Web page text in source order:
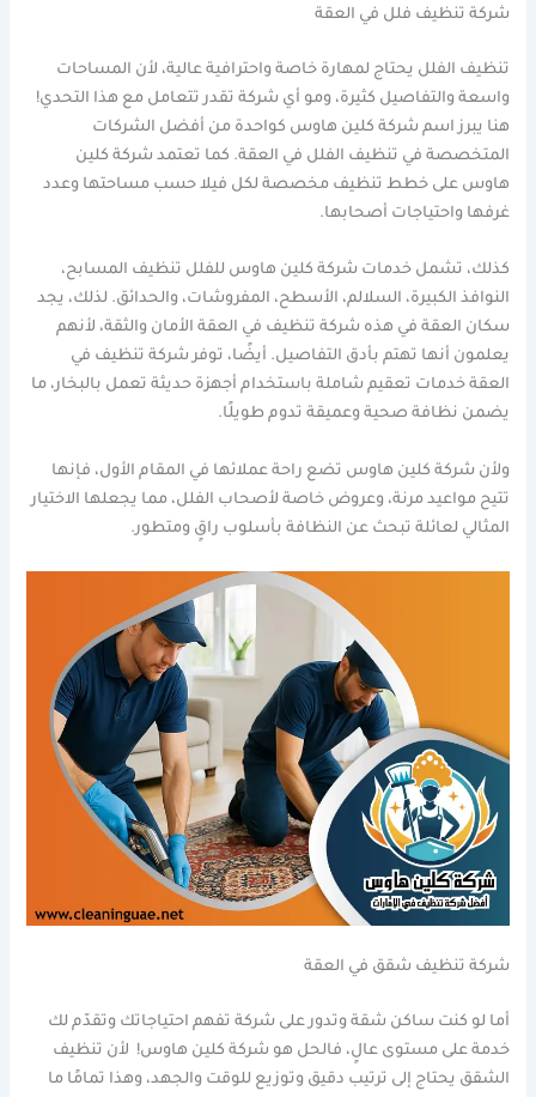
شركة تنظيف فلل في العقة
تنظيف الفلل يحتاج لمهارة خاصة واحترافية عالية، لأن المساحات
واسعة والتفاصيل كثيرة، ومو أي شركة تقدر تتعامل مع هذا التحدي!
هنا يبرز اسم شركة كلين هاوس كواحدة من أفضل الشركات
المتخصصة في تنظيف الفلل في العقة. كما تعتمد شركة كلين
هاوس على خطط تنظيف مخصصة لكل فيلا حسب مساحتها وعدد
غرفها واحتياجات أصحابها.
كذلك، تشمل خدمات شركة كلين هاوس للفلل تنظيف المسابح،
النوافذ الكبيرة، السلالم، الأسطح، المفروشات، والحدائق. لذلك، يجد
سكان العقة في هذه شركة تنظيف في العقة الأمان والثقة، لأنهم
يعلمون أنها تهتم بأدق التفاصيل. أيضًا، توفر شركة تنظيف في
العقة خدمات تعقيم شاملة باستخدام أجهزة حديثة تعمل بالبخار، ما
يضمن نظافة صحية وعميقة تدوم طويلًا.
ولأن شركة كلين هاوس تضع راحة عملائها في المقام الأول، فإنها
تتيح مواعيد مرنة، وعروض خاصة لأصحاب الفلل، مما يجعلها الاختيار
المثالي لعائلة تبحث عن النظافة بأسلوب راقٍ ومتطور.
شركة تنظيف شقق في العقة
أما لو كنت ساكن شقة وتدور على شركة تفهم احتياجاتك وتقدّم لك
خدمة على مستوى عالٍ، فالحل هو شركة كلين هاوس! لأن تنظيف
الشقق يحتاج إلى ترتيب دقيق وتوزيع للوقت والجهد، وهذا تمامًا ما